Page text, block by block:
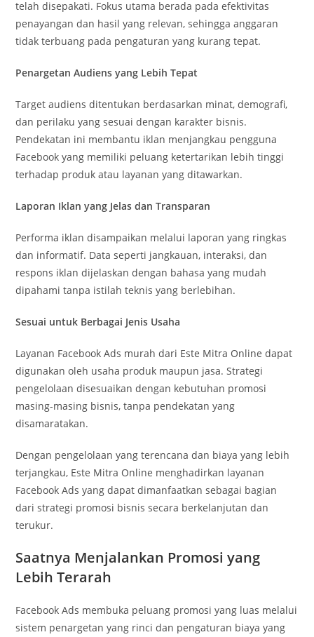
telah disepakati. Fokus utama berada pada efektivitas
penayangan dan hasil yang relevan, sehingga anggaran
tidak terbuang pada pengaturan yang kurang tepat.
Penargetan Audiens yang Lebih Tepat
Target audiens ditentukan berdasarkan minat, demografi,
dan perilaku yang sesuai dengan karakter bisnis.
Pendekatan ini membantu iklan menjangkau pengguna
Facebook yang memiliki peluang ketertarikan lebih tinggi
terhadap produk atau layanan yang ditawarkan.
Laporan Iklan yang Jelas dan Transparan
Performa iklan disampaikan melalui laporan yang ringkas
dan informatif. Data seperti jangkauan, interaksi, dan
respons iklan dijelaskan dengan bahasa yang mudah
dipahami tanpa istilah teknis yang berlebihan.
Sesuai untuk Berbagai Jenis Usaha
Layanan Facebook Ads murah dari Este Mitra Online dapat
digunakan oleh usaha produk maupun jasa. Strategi
pengelolaan disesuaikan dengan kebutuhan promosi
masing-masing bisnis, tanpa pendekatan yang
disamaratakan.
Dengan pengelolaan yang terencana dan biaya yang lebih
terjangkau, Este Mitra Online menghadirkan layanan
Facebook Ads yang dapat dimanfaatkan sebagai bagian
dari strategi promosi bisnis secara berkelanjutan dan
terukur.
Saatnya Menjalankan Promosi yang
Lebih Terarah
Facebook Ads membuka peluang promosi yang luas melalui
sistem penargetan yang rinci dan pengaturan biaya yang